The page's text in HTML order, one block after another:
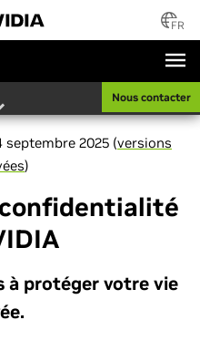
FR
Nous contacter
septembre 2025 (versions
)
à protéger votre vie